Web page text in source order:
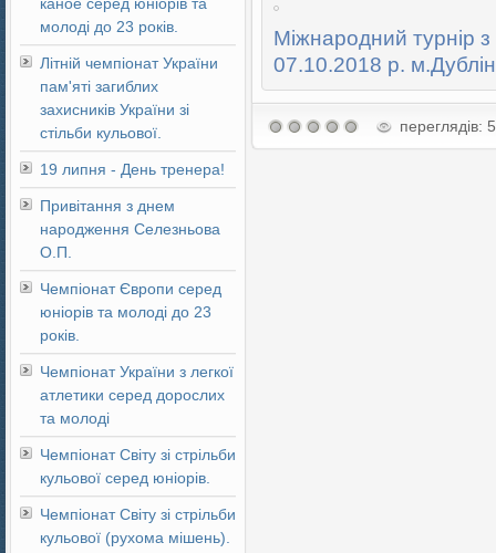
молоді до 23 років.
Літній чемпіонат України
пам'яті загиблих
захисників України зі
стільби кульової.
19 липня - День тренера!
Привітання з днем
народження Селезньова
О.П.
Чемпіонат Європи серед
юніорів та молоді до 23
років.
Чемпіонат України з легкої
атлетики серед дорослих
та молоді
Чемпіонат Світу зі стрільби
кульової серед юніорів.
Чемпіонат Світу зі стрільби
кульової (рухома мішень).
Міжнародний турнір
07.10.2018 р. м.Дублін
переглядів: